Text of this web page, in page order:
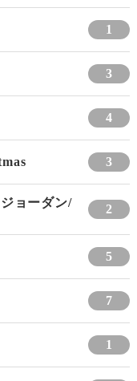
1
3
4
3
ョーダン/
2
5
7
1